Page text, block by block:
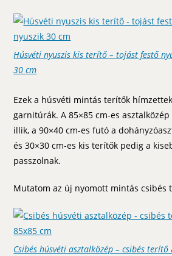
Húsvéti nyuszis kis terítő – tojást festő
30 cm
Ezek a húsvéti mintás terítők
garnitúrák. A 85×85 cm-es
illik, a 90×40 cm-es futó a
és 30×30 cm-es kis terítők pedig a
passzolnak.
Mutatom az új nyomott mintás csibés
Csibés húsvéti asztalközép – csibés terítő